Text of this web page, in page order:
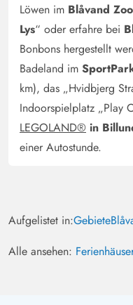
Außerdem gab es
Wohnküchenbereich.
dass das Licht von der
konnte. Die
gemütlich.
Gerrit Schüler
Deutschland
genießen!
Löwen im Blåvand Zoo
Lys“ oder erfahre bei
Bonbons hergestellt
Badeland im
km), das „Hvidbjerg
Indoorspielplatz „Play
LEGOLAND® in
einer Autostunde.
Aufgelistet in:Gebiete
Alle ansehen: